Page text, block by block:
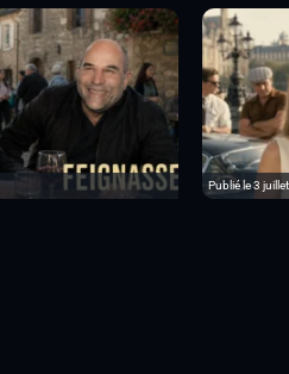
Publié le 3